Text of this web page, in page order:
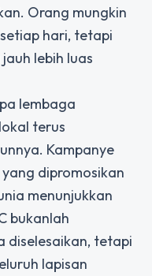
Orang mungkin
hari, tetapi
lebih luas
lembaga
terus
Kampanye
yang dipromosikan
menunjukkan
bukanlah
diselesaikan, tetapi
lapisan